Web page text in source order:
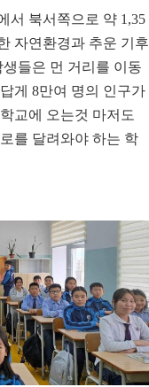
서 북서쪽으로 약 1,35
자연환경과 추운 기후
생들은 먼 거리를 이동
게 8만여 명의 인구가
교에 오는것 마저도
를 달려와야 하는 학